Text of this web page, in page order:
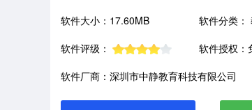
软件大小：17.60MB 软件分类：
软件评级：
软件授权：
软件厂商：深圳市中静教育科技有限公司